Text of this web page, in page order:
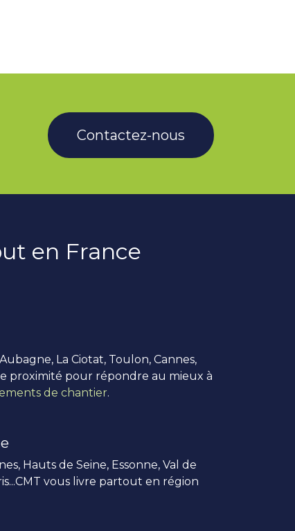
Contactez-nous
en France
La Ciotat, Toulon, Cannes,
proximité pour répondre au mieux à
de chantier.
Hauts de Seine, Essonne, Val de
vous livre partout en région